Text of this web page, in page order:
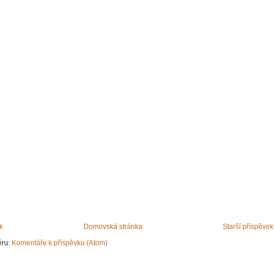
Starší příspěvek
Domovská stránka
Komentáře k příspěvku (Atom)